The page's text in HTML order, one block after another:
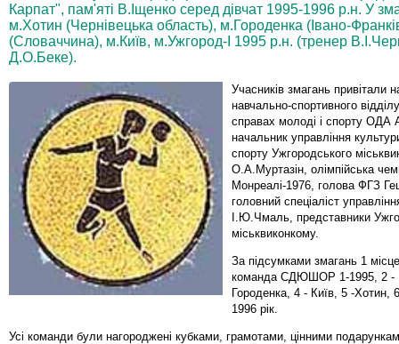
Карпат", пам'яті В.Іщенко серед дівчат 1995-1996 р.н. У
м.Хотин (Чернівецька область), м.Городенка (Івано-
(Словаччина), м.Київ, м.Ужгород-І 1995 р.н. (тренер
Д.О.Беке).
Учасників змагань привітали
навчально-спортивного
справах молоді і спорту
начальник управління
спорту Ужгородського
О.А.Муртазін, олімпійська
Монреалі-1976, голова ФГЗ
головний спеціаліст
І.Ю.Чмаль, представники
міськвиконкому.
За підсумками змагань 1
команда СДЮШОР 1-1995, 2 -
Городенка, 4 - Київ, 5 -
1996 рік.
Усі команди були нагороджені кубками, грамотами, цінними